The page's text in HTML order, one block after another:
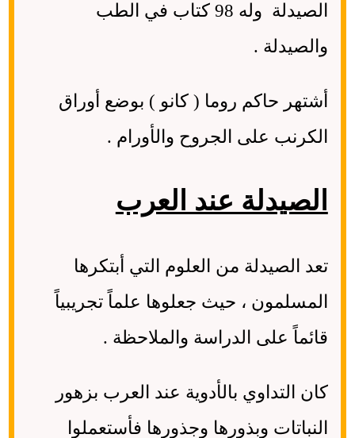
الصيدلة وله 98 كتاب في الطب
والصيدلة .
أشتهر حاكم روما ( كانو ) بوضع أوراق
الكرنب على الجروح والأورام .
الصيدلة عند العرب
تعد الصيدلة من العلوم التي أبتكرها
المسلمون ، حيث جعلوها علماً تجريبياً
قائماً على الدراسة والملاحظة .
كان التداوي بالأدوية عند العرب بزهور
النباتات وبذورها وجذورها فأستعملوا